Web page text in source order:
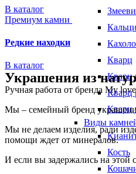
Кварц
Кварц
Кварц
Кварц
Виды
Кость
В каталог
Премиум камни
Редкие находки
В каталог
Украшения из
Ручная работа от бренда My
Мы – семейный бренд
Мы не делаем изделия, ради
помощи ждет от минералов.
И если вы задержались на этой